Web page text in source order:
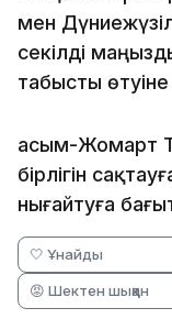
мен
секілді
табысты өтуіне
Қасым-Жомарт
бірлігін
нығайтуға
🤍 Ұнайды
😡 Шектен шыққан